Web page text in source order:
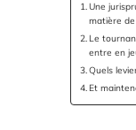
Une
matière
Le
entre en
Quels
Et